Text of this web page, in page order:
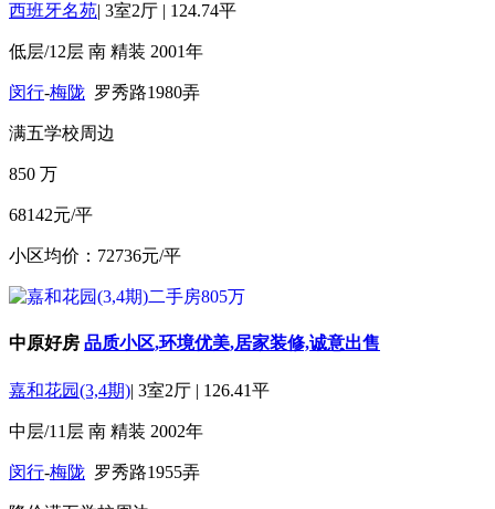
西班牙名苑| 3室2厅 | 124.74平
低层/12层 南 精装 2001年
闵行-梅陇 罗秀路1980弄
满五学校周边
850 万
68142元/平
小区均价：72736元/平
中原好房 品质小区,环境优美,居家装修,诚意出售
嘉和花园(3,4期)| 3室2厅 | 126.41平
中层/11层 南 精装 2002年
闵行-梅陇 罗秀路1955弄